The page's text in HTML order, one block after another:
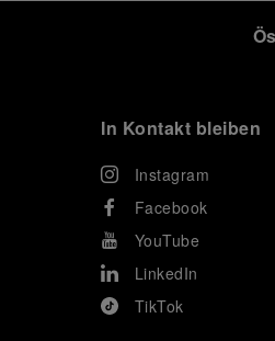
In Kontakt bleiben
Instagram
Facebook
YouTube
LinkedIn
TikTok